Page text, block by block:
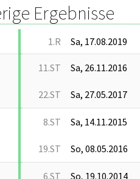
Ergebnisse
1.R Sa, 17.08.2019
11.ST Sa, 26.11.2016
22.ST Sa, 27.05.2017
8.ST Sa, 14.11.2015
19.ST So, 08.05.2016
6.ST So, 19.10.2014